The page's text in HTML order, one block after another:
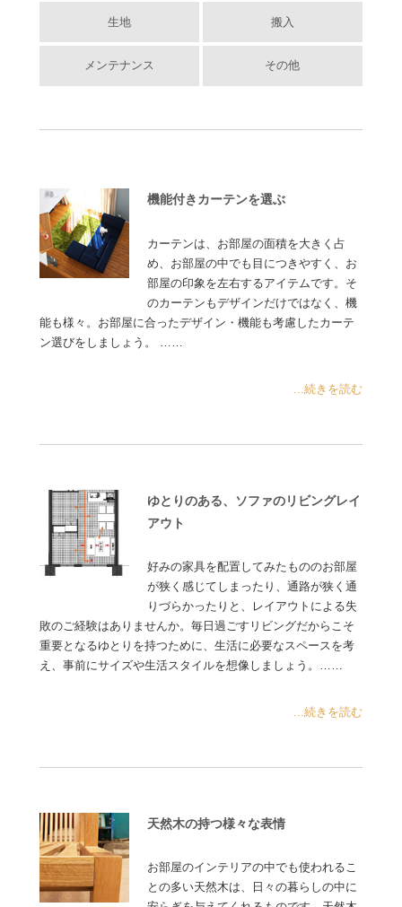
生地 搬入
メンテナンス その他
機能付きカーテンを選ぶ
カーテンは、お部屋の面積を大きく占
め、お部屋の中でも目につきやすく、お
部屋の印象を左右するアイテムです。そ
のカーテンもデザインだけではなく、機
能も様々。お部屋に合ったデザイン・機能も考慮したカーテ
ン選びをしましょう。 ……
...続きを読む
ゆとりのある、ソファのリビングレイ
アウト
好みの家具を配置してみたもののお部屋
が狭く感じてしまったり、通路が狭く通
りづらかったりと、レイアウトによる失
敗のご経験はありませんか。毎日過ごすリビングだからこそ
重要となるゆとりを持つために、生活に必要なスペースを考
え、事前にサイズや生活スタイルを想像しましょう。……
...続きを読む
天然木の持つ様々な表情
お部屋のインテリアの中でも使われるこ
との多い天然木は、日々の暮らしの中に